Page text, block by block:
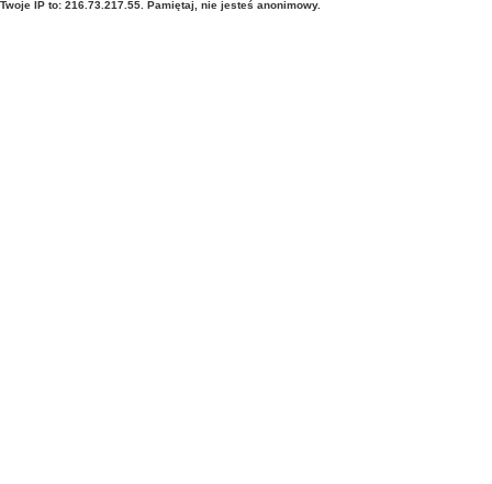
Twoje IP to: 216.73.217.55. Pamiętaj, nie jesteś anonimowy.